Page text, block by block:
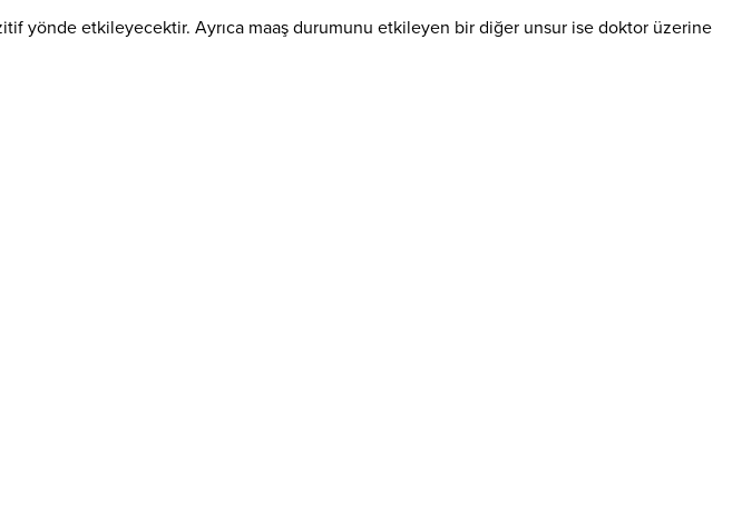
yönde etkileyecektir. Ayrıca maaş durumunu etkileyen bir diğer unsur ise doktor üzerine